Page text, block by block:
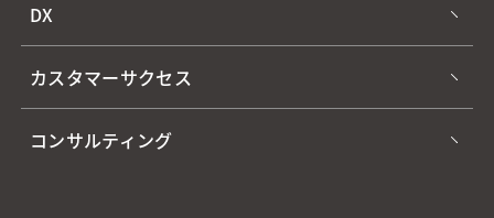
DX
カスタマーサクセス
コンサルティング